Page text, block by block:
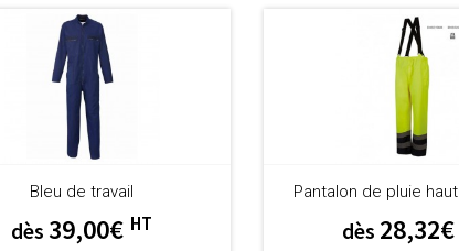
Bleu de travail
dès 39,00€ HT
Pantalon de pluie
dès 28,32€